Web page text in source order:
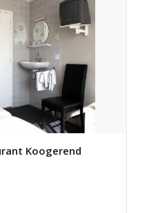
Koogerend